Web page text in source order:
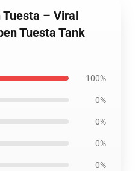
– Viral
Tuesta Tank
100%
0%
0%
0%
0%